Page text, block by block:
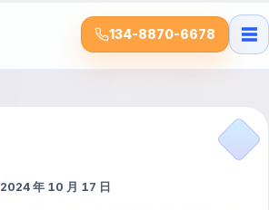
134-8870-6678 ☰
2024 年 10 月 17 日